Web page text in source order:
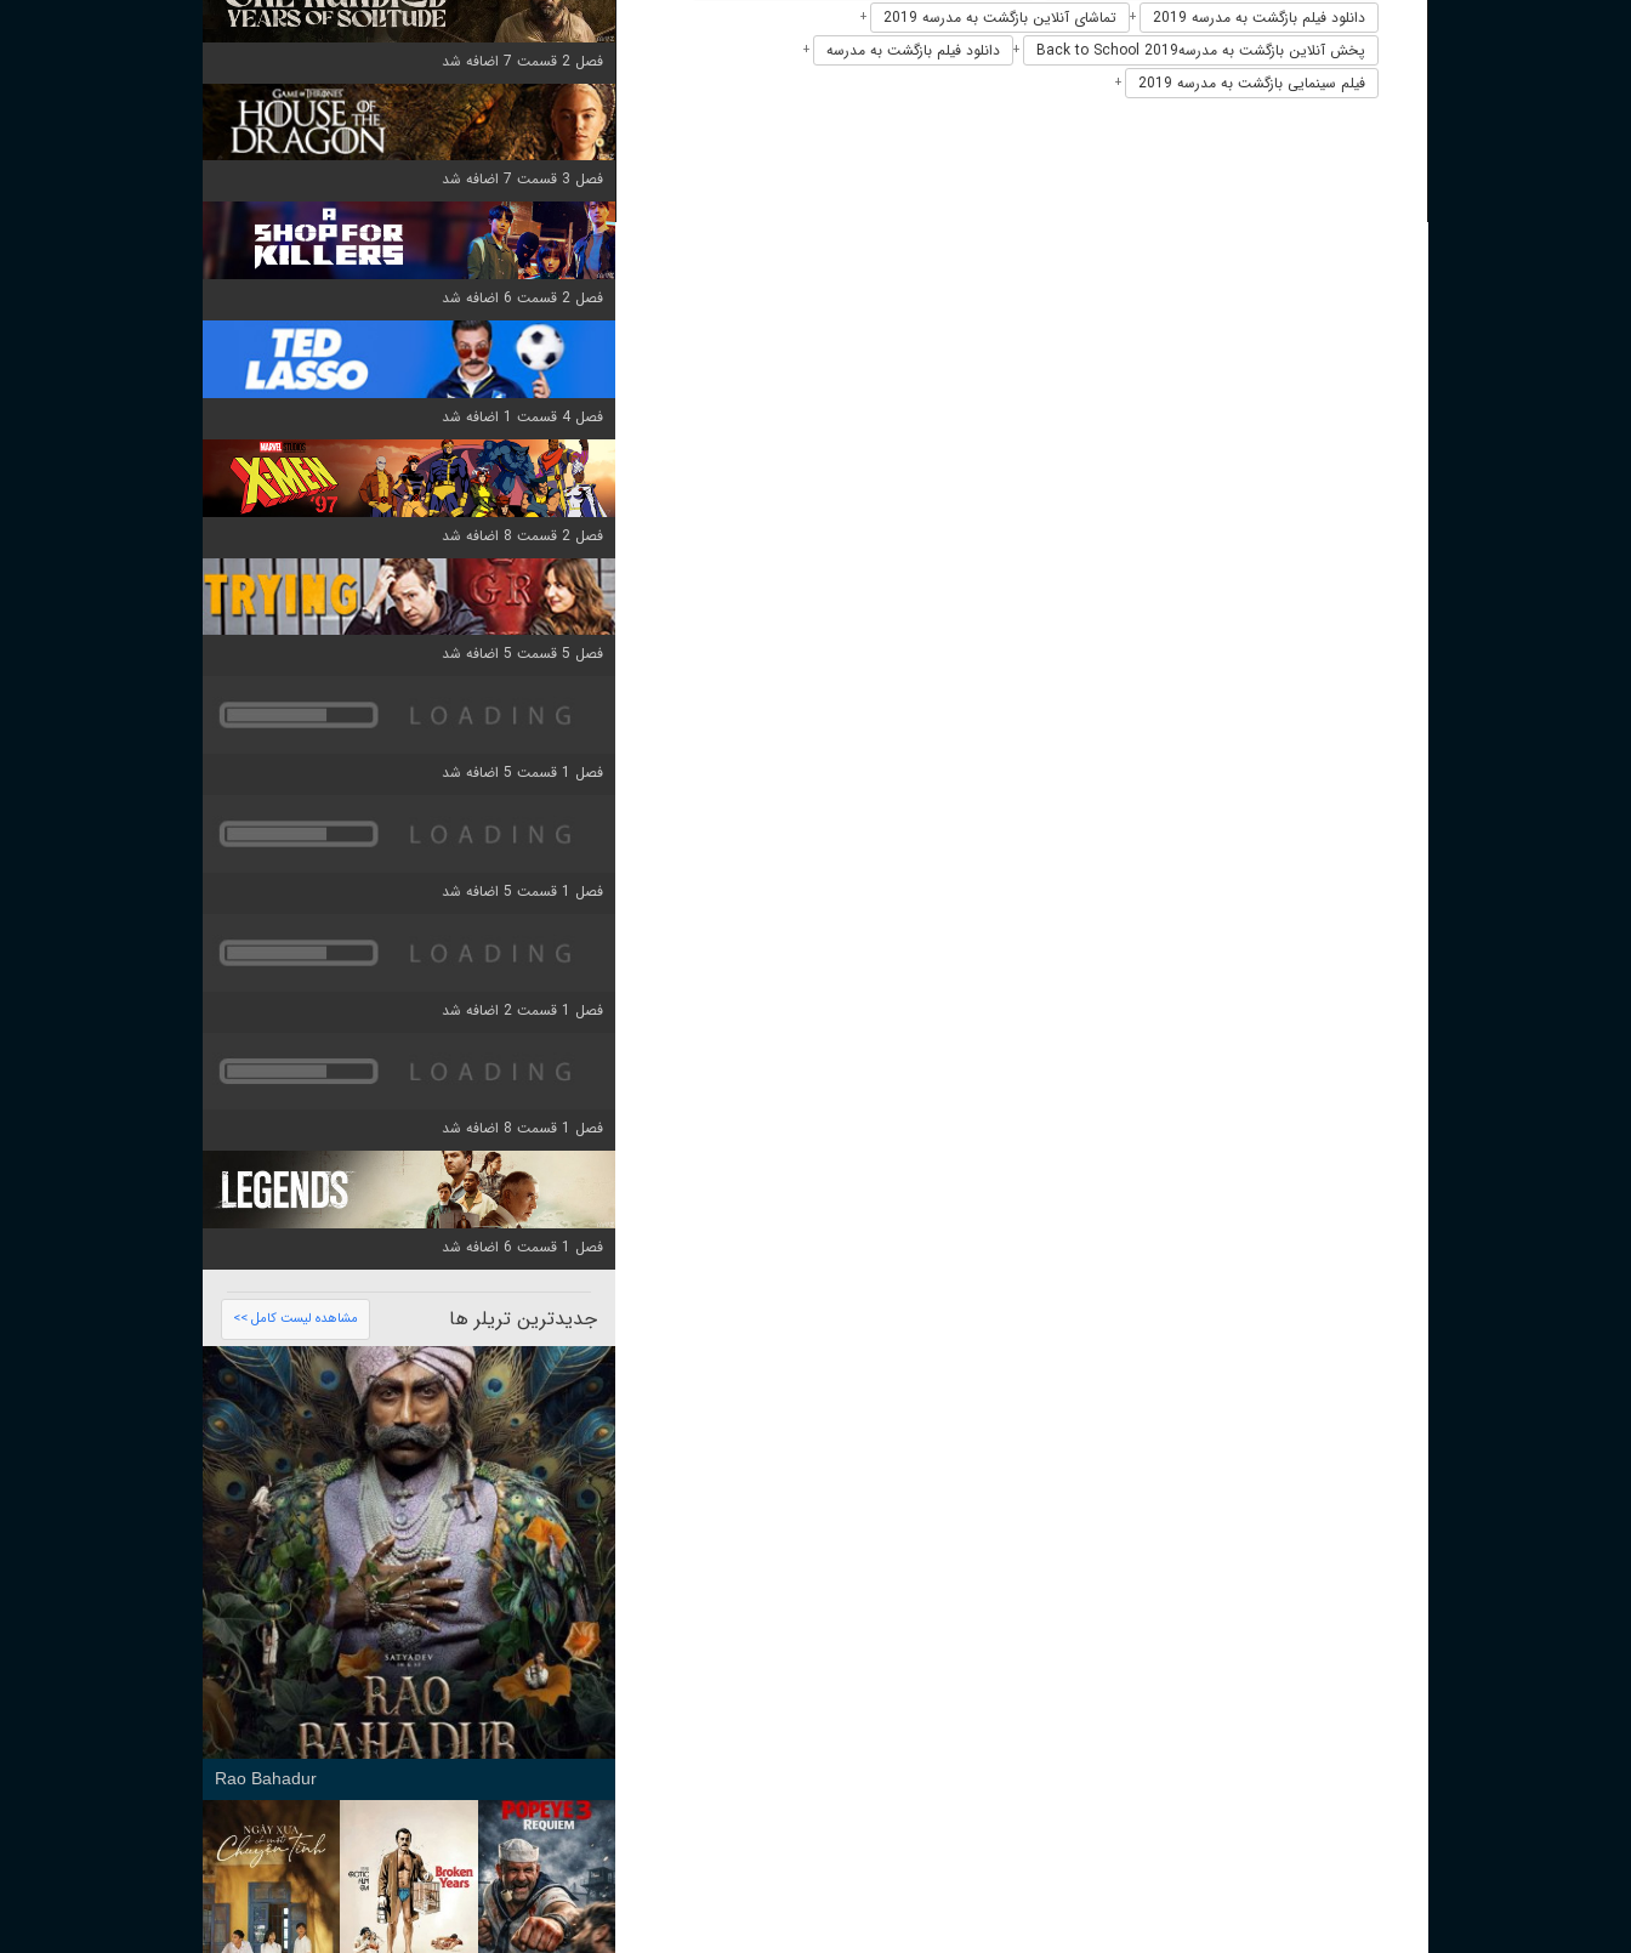
دانلود فیلم بازگشت به مدرسه 2019 + تماشای آنلاین بازگشت به مدرسه 2019 +
پخش آنلاین بازگشت به مدرسهBack to School 2019 + دانلود فیلم بازگشت به مدرسه +
فیلم سینمایی بازگشت به مدرسه 2019 +
فصل 2 قسمت 7 اضافه شد
فصل 3 قسمت 7 اضافه شد
فصل 2 قسمت 6 اضافه شد
فصل 4 قسمت 1 اضافه شد
فصل 2 قسمت 8 اضافه شد
فصل 5 قسمت 5 اضافه شد
فصل 1 قسمت 5 اضافه شد
فصل 1 قسمت 5 اضافه شد
فصل 1 قسمت 2 اضافه شد
فصل 1 قسمت 8 اضافه شد
فصل 1 قسمت 6 اضافه شد
جدیدترین تریلر ها مشاهده لیست کامل >>
Rao Bahadur